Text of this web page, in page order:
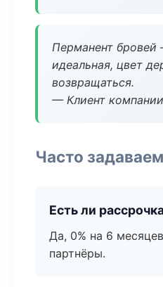
Перманент
идеальная, цвет
возвращаться.
— Клиент компании
Часто
Есть ли
Да, 0% на 6
партнёры.